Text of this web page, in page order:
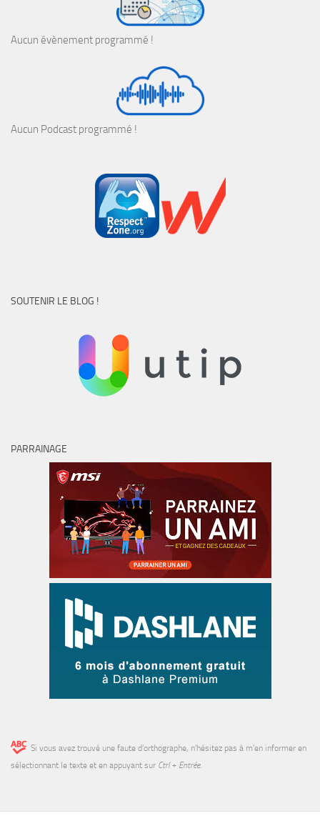
Aucun évènement programmé !
Aucun Podcast programmé !
SOUTENIR LE BLOG !
PARRAINAGE
Si vous avez trouvé une faute d’orthographe, n'hésitez pas à m'en informer en
sélectionnant le texte et en appuyant sur Ctrl + Entrée.